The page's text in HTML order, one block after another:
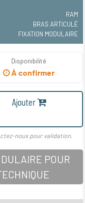
RAM
BRAS ARTICULÉ
FIXATION MODULAIRE
Disponibilité
À confirmer
Ajouter
nous pour validation.
POUR